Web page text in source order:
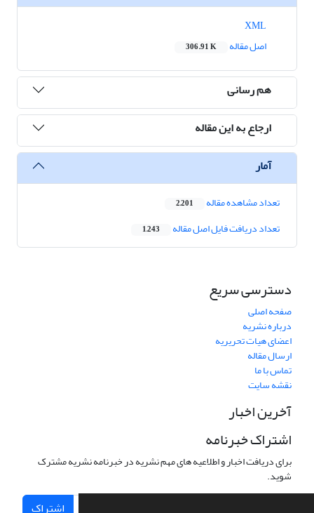
اصل مقاله
306.91 K
هم رسانی
ارجاع به این مقاله
آمار
تعداد مشاهده مقاله 2,201
تعداد دریافت فایل اصل مقاله 1,243
دسترسی سریع
صفحه اصلی
درباره نشریه
اعضای هیات تحریریه
ارسال مقاله
تماس با ما
نقشه سایت
آخرین اخبار
اشتراک خبرنامه
برای دریافت اخبار و اطلاعیه های مهم نشریه در خبرنامه نشریه مشترک
شوید.
اشتراک